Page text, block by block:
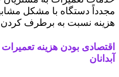
مجدداً دستگاه با مشکل
هزینه نسبت به برطرف
اقتصادی بودن هزینه
آبدانان